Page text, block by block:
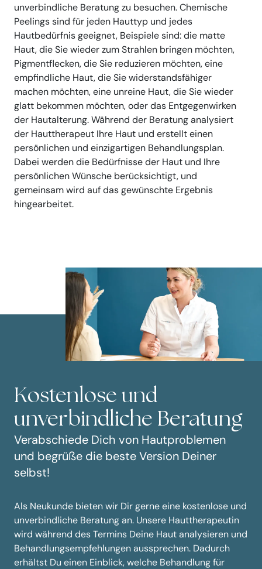
unverbindliche Beratung zu besuchen. Chemische
Peelings sind für jeden Hauttyp und jedes
Hautbedürfnis geeignet, Beispiele sind: die matte
Haut, die Sie wieder zum Strahlen bringen möchten,
Pigmentflecken, die Sie reduzieren möchten, eine
empfindliche Haut, die Sie widerstandsfähiger
machen möchten, eine unreine Haut, die Sie wieder
glatt bekommen möchten, oder das Entgegenwirken
der Hautalterung. Während der Beratung analysiert
der Hauttherapeut Ihre Haut und erstellt einen
persönlichen und einzigartigen Behandlungsplan.
Dabei werden die Bedürfnisse der Haut und Ihre
persönlichen Wünsche berücksichtigt, und
gemeinsam wird auf das gewünschte Ergebnis
hingearbeitet.
Kostenlose und
unverbindliche Beratung
Verabschiede Dich von Hautproblemen
und begrüße die beste Version Deiner
selbst!
Als Neukunde bieten wir Dir gerne eine kostenlose und
unverbindliche Beratung an. Unsere Hauttherapeutin
wird während des Termins Deine Haut analysieren und
Behandlungsempfehlungen aussprechen. Dadurch
erhältst Du einen Einblick, welche Behandlung für